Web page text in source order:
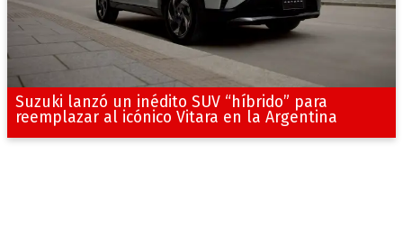
Suzuki lanzó un inédito SUV “híbrido” para
reemplazar al icónico Vitara en la Argentina